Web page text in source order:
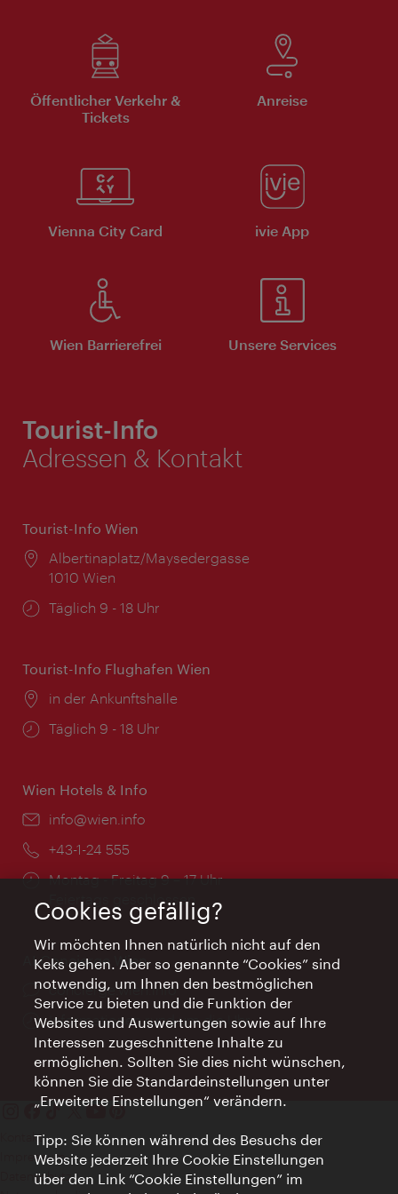
Öffentlicher Verkehr &
Tickets
Anreise
Vienna City Card ivie App
Wien Barrierefrei Unsere Services
Tourist-Info
Adressen & Kontakt
Tourist-Info Wien
Ort:
Albertinaplatz/Maysedergasse
1010 Wien
Öffnungszeiten:
Täglich 9 - 18 Uhr
Tourist-Info Flughafen Wien
Ort:
in der Ankunftshalle
Öffnungszeiten:
Täglich 9 - 18 Uhr
Wien Hotels & Info
Email:
info@wien.info
Telefon:
+43-1-24 555
Öffnungszeiten:
Montag - Freitag 9 – 17 Uhr
Feiertags geschlossen
AI Concierge Wien
Ort:
concierge.wien.info
Öffnungszeiten:
Informationen rund um die Uhr
Kontakt
Impressum
Datenschutz
Cookies gefällig?
Wir möchten Ihnen natürlich nicht auf den
Keks gehen. Aber so genannte “Cookies” sind
notwendig, um Ihnen den bestmöglichen
Service zu bieten und die Funktion der
Websites und Auswertungen sowie auf Ihre
Interessen zugeschnittene Inhalte zu
ermöglichen. Sollten Sie dies nicht wünschen,
können Sie die Standardeinstellungen unter
„Erweiterte Einstellungen“ verändern.
Tipp: Sie können während des Besuchs der
Website jederzeit Ihre Cookie Einstellungen
über den Link “Cookie Einstellungen” im